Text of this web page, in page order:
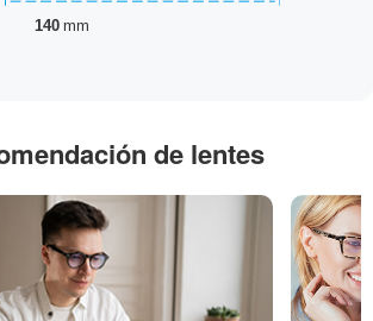
140 mm
de lentes